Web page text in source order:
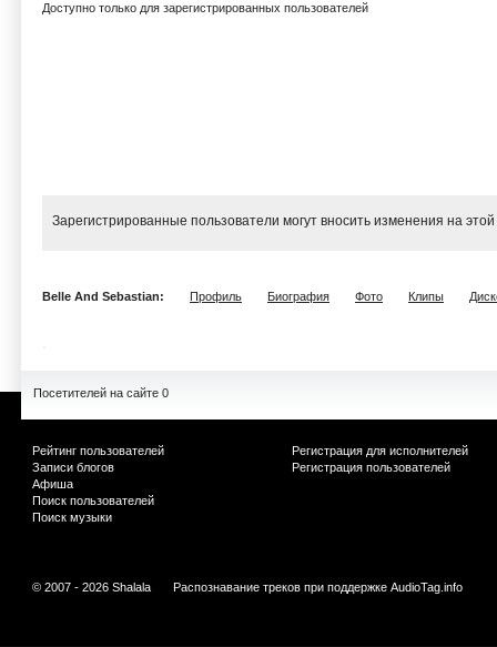
Доступно только для зарегистрированных пользователей
Зарегистрированные пользователи могут вносить изменения на
Belle And Sebastian: Профиль Биография Фото Клипы
Посетителей на сайте 0
Рейтинг пользователей
Записи блогов
Афиша
Поиск пользователей
Поиск музыки
Регистрация для исполнителей
Регистрация пользователей
© 2007 - 2026 Shalala Распознавание треков при поддержке AudioTag.info